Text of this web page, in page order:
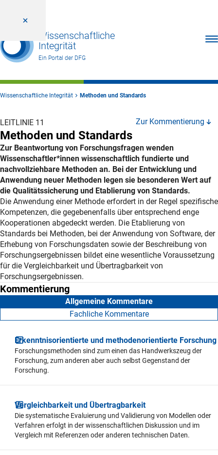
Wissenschaftliche
Integrität
Ein Portal der DFG
Wissenschaftliche Integrität Methoden und Standards
Zur Kommentierung
LEITLINIE 11
Methoden und Standards
Zur Beantwortung von Forschungsfragen wenden
Wissenschaftler*innen wissenschaftlich fundierte und
nachvollziehbare Methoden an. Bei der Entwicklung und
Anwendung neuer Methoden legen sie besonderen Wert auf
die Qualitätssicherung und Etablierung von Standards.
Erläuterung
Die Anwendung einer Methode erfordert in der Regel spezifische
Kompetenzen, die gegebenenfalls über entsprechend enge
Kooperationen abgedeckt werden. Die Etablierung von
Standards bei Methoden, bei der Anwendung von Software, der
Erhebung von Forschungsdaten sowie der Beschreibung von
Forschungsergebnissen bildet eine wesentliche Voraussetzung
für die Vergleichbarkeit und Übertragbarkeit von
Forschungsergebnissen.
Kommentierung
Allgemeine Kommentare
Fachliche Kommentare
Erkenntnisorientierte und methodenorientierte Forschung
Forschungsmethoden sind zum einen das Handwerkszeug der
Forschung, zum anderen aber auch selbst Gegenstand der
Forschung.
Vergleichbarkeit und Übertragbarkeit
Die systematische Evaluierung und Validierung von Modellen oder
Verfahren erfolgt in der wissenschaftlichen Diskussion und im
Vergleich mit Referenzen oder anderen technischen Daten.